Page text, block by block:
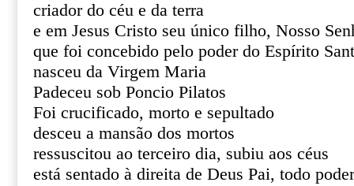
criador do céu e da terra
e em Jesus Cristo seu único filho, Nosso
que foi concebido pelo poder do Espírito
nasceu da Virgem Maria
Padeceu sob Poncio Pilatos
Foi crucificado, morto e sepultado
desceu a mansão dos mortos
ressuscitou ao terceiro dia, subiu aos céus
está sentado à direita de Deus Pai, todo